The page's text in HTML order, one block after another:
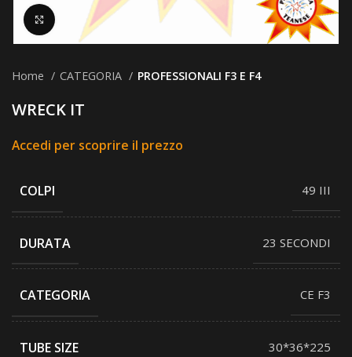
Clicca per ingrandire
Home CATEGORIA PROFESSIONALI F3 E F4
WRECK IT
Accedi per scoprire il prezzo
COLPI 49 III
DURATA 23 SECONDI
CATEGORIA CE F3
TUBE SIZE 30*36*225